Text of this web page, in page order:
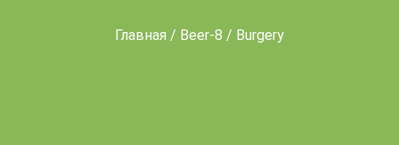
Главная / Beer-8 / Burgery